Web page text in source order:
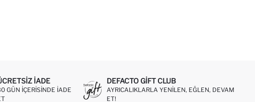
IADE
GÜN IÇERISINDE IADE
DEFACTO GIFT CLUB
AYRICALIKLARLA YENILEN, EĞLEN, DEVAM
ET!